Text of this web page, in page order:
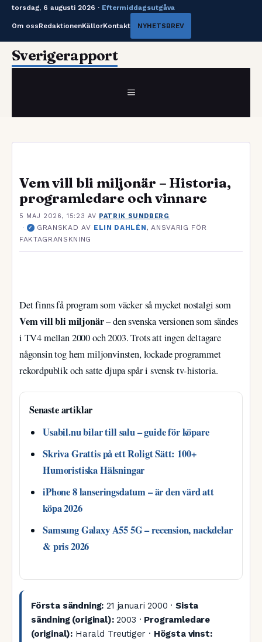
torsdag, 6 augusti 2026 · Eftermiddagsutgåva
Om ossRedaktionenKällorKontakt NYHETSBREV
HoppaSverigerapport
MENY
Vem vill bli miljonär – Historia,
programledare och vinnare
5 MAJ 2026, 15:23 AV PATRIK SUNDBERG
· ✓ GRANSKAD AV ELIN DAHLÉN, ANSVARIG FÖR
FAKTAGRANSKNING
Det finns få program som väcker så mycket nostalgi som
Vem vill bli miljonär– den svenska versionen som sändes
i TV4 mellan 2000 och 2003. Trots att ingen deltagare
någonsin tog hem miljonvinsten, lockade programmet
rekordpublik och satte djupa spår i svensk tv-historia.
Senaste artiklar
Usabil.nu bilar till salu – guide för köpare
Skriva Grattis på ett Roligt Sätt: 100+
Humoristiska Hälsningar
iPhone 8 lanseringsdatum – är den värd att
köpa 2026
Samsung Galaxy A55 5G – recension, nackdelar
& pris 2026
Första sändning: 21 januari 2000 ·Sista
sändning (original):2003 · Programledare
(original): Harald Treutiger · Högsta vinst: